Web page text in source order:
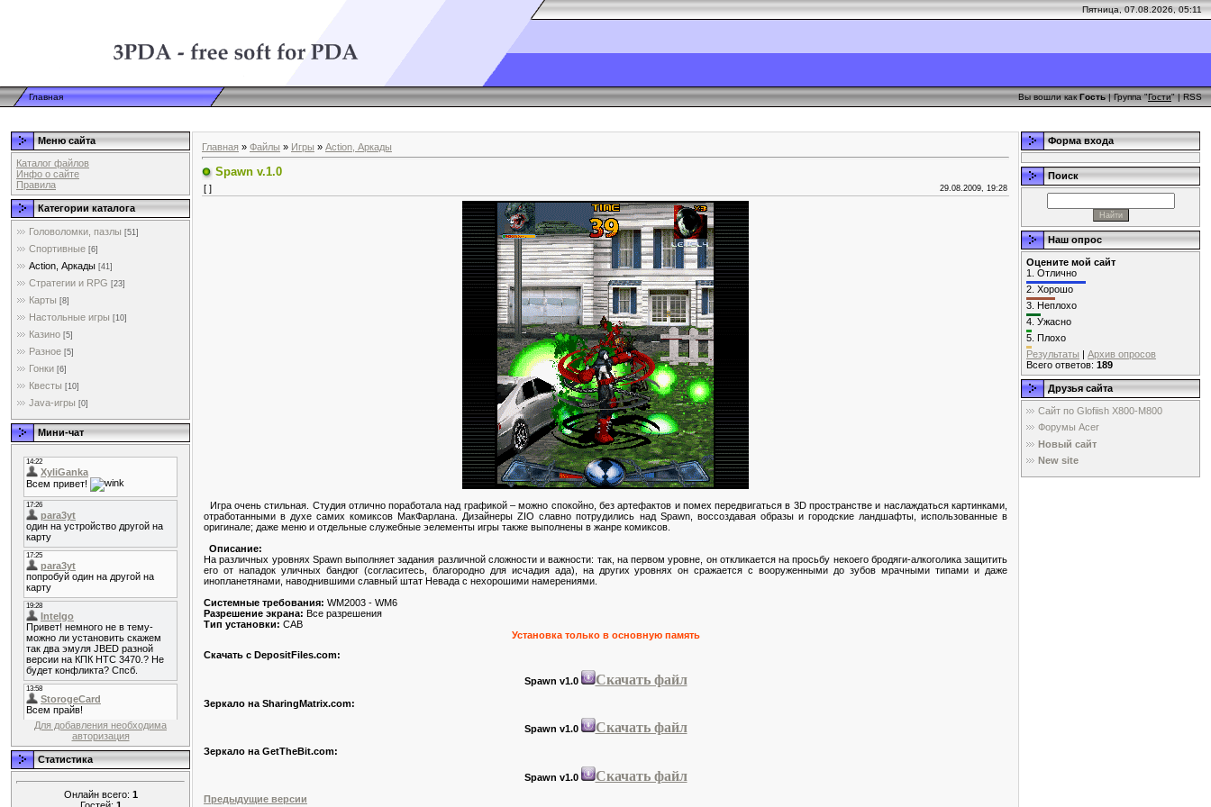
Пятница, 07.08.2026, 05:11
Главная Вы вошли какГость| Группа "Гости" |RSS
Меню сайта
Каталог файлов
Инфо о сайте
Правила
Категории каталога
Головоломки, пазлы [51]
Спортивные [6]
Action, Аркады [41]
Стратегии и RPG [23]
Карты [8]
Настольные игры [10]
Казино [5]
Разное [5]
Гонки [6]
Квесты [10]
Java-игры [0]
Мини-чат
Для добавления необходима
авторизация
Статистика
Онлайн всего: 1
Главная » Файлы » Игры » Action, Аркады
Spawn v.1.0
[ ] 29.08.2009, 19:28
Игра очень стильная. Студия отлично поработала над графикой – можно спокойно, без артефактов и помех передвигаться в 3D пространстве и наслаждаться картинками,
отработанными в духе самих комиксов МакФарлана. Дизайнеры ZIO славно потрудились над Spawn, воссоздавая образы и городские ландшафты, использованные в
оригинале; даже меню и отдельные служебные эелементы игры также выполнены в жанре комиксов.
Описание:
На различных уровнях Spawn выполняет задания различной сложности и важности: так, на первом уровне, он откликается на просьбу некоего бродяги-алкоголика защитить
его от нападок уличных бандюг (согласитесь, благородно для исчадия ада), на других уровнях он сражается с вооруженными до зубов мрачными типами и даже
инопланетянами, наводнившими славный штат Невада с нехорошими намерениями.
Системные требования: WM2003 - WM6
Разрешение экрана: Все разрешения
Тип установки: CAB
Установка только в основную память
Скачать с DepositFiles.com:
Spawn v1.0 Скачать файл
Зеркало на SharingMatrix.com:
Spawn v1.0 Скачать файл
Зеркало на GetTheBit.com:
Spawn v1.0 Скачать файл
Предыдущие версии
Форма входа
Поиск
Наш опрос
Оцените мой сайт
1. Отлично
2. Хорошо
3. Неплохо
4. Ужасно
5. Плохо
Результаты | Архив опросов
Всего ответов: 189
Друзья сайта
Сайт по Glofiish X800-M800
Форумы Acer
Новый сайт
New site